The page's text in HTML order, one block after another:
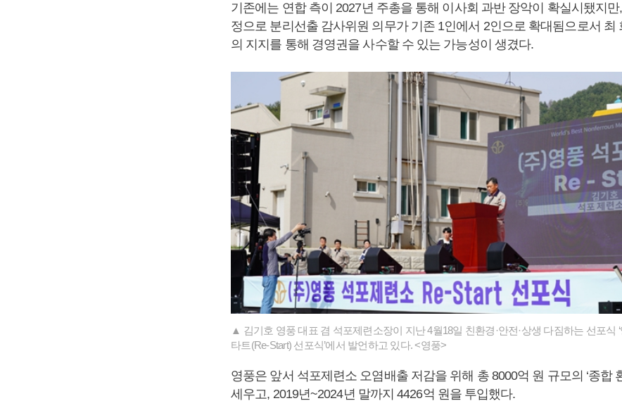
기존에는 연합 측이 2027년 주총을 통해 이사회 과반 장악이 확실시됐지만
정으로 분리선출 감사위원 의무가 기존 1인에서 2인으로 확대됨으로서 최
의 지지를 통해 경영권을 사수할 수 있는 가능성이 생겼다.
▲ 김기호 영풍 대표 겸 석포제련소장이 지난 4월18일 친환경·안전·상생 다짐하는 선포식
타트(Re-Start) 선포식’에서 발언하고 있다. <영풍>
영풍은 앞서 석포제련소 오염배출 저감을 위해 총 8000억 원 규모의 ‘종합
세우고, 2019년~2024년 말까지 4426억 원을 투입했다.